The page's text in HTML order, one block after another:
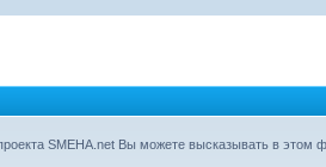
SMEHA.net Вы можете высказывать в этом